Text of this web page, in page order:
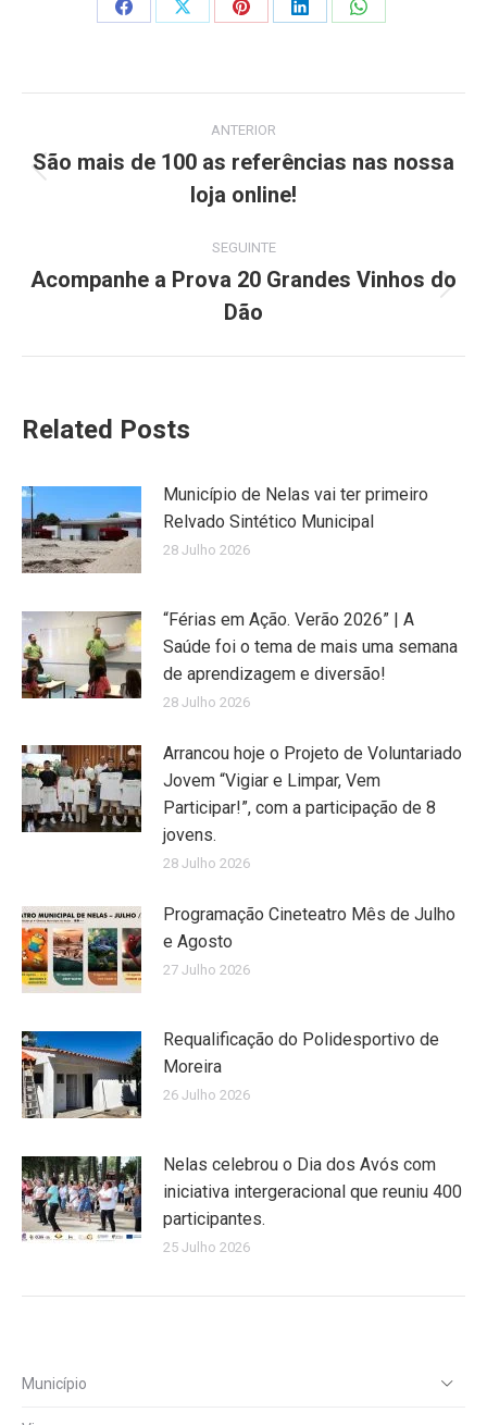
Share
Share
Share
Share
Share
navigation
ANTERIOR
post:
São mais de 100 as referências nas nossa
loja online!
SEGUINTE
post:
Acompanhe a Prova 20 Grandes Vinhos do
Dão
Related Posts
Município de Nelas vai ter primeiro
Relvado Sintético Municipal
28 Julho 2026
“Férias em Ação. Verão 2026” | A
Saúde foi o tema de mais uma semana
de aprendizagem e diversão!
28 Julho 2026
Arrancou hoje o Projeto de Voluntariado
Jovem “Vigiar e Limpar, Vem
Participar!”, com a participação de 8
jovens.
28 Julho 2026
Programação Cineteatro Mês de Julho
e Agosto
27 Julho 2026
Requalificação do Polidesportivo de
Moreira
26 Julho 2026
Nelas celebrou o Dia dos Avós com
iniciativa intergeracional que reuniu 400
participantes.
25 Julho 2026
Município